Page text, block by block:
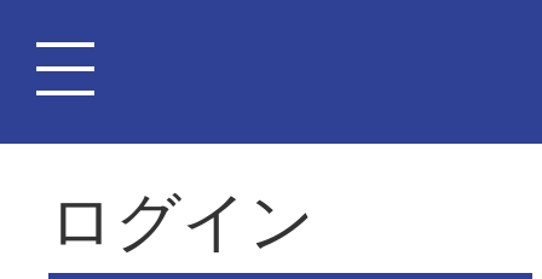
ログイン